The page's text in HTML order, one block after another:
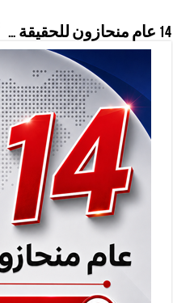
14 عام منحازون للحقيقة …